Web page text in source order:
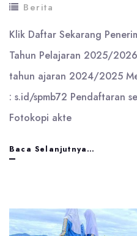
Berita
Klik Daftar Sekarang
Tahun Pelajaran 2025/2026
tahun ajaran 2024/2025
: s.id/spmb72 Pendaftaran
Fotokopi akte
Baca Selanjutnya…
Baru